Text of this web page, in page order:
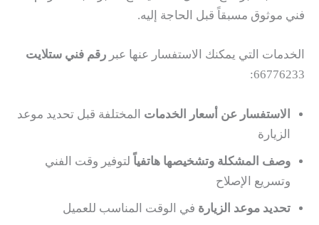
فني موثوق مسبقاً قبل الحاجة إليه.
الخدمات التي يمكنك الاستفسار عنها عبر رقم فني ستلايت
66776233:
الاستفسار عن أسعار الخدمات المختلفة قبل تحديد موعد
الزيارة
وصف المشكلة وتشخيصها هاتفياً لتوفير وقت الفني
وتسريع الإصلاح
تحديد موعد الزيارة في الوقت المناسب للعميل